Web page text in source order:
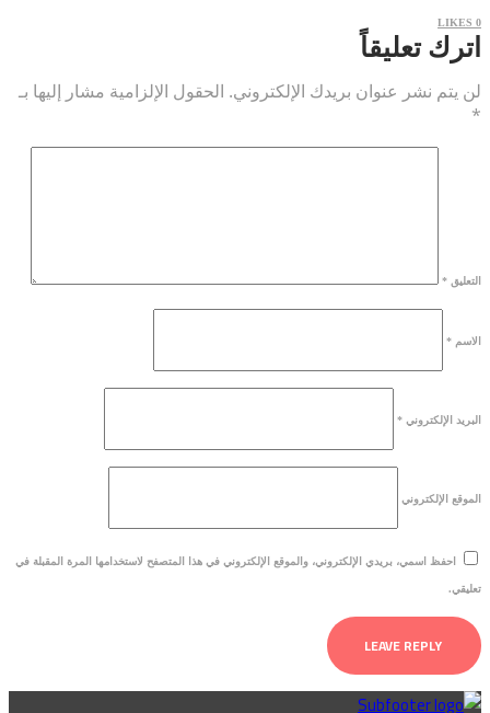
0
LIKES
اترك تعليقاً
لن يتم نشر عنوان بريدك الإلكتروني. الحقول الإلزامية مشار إليها بـ
*
التعليق *
الاسم *
البريد الإلكتروني *
الموقع الإلكتروني
احفظ اسمي، بريدي الإلكتروني، والموقع الإلكتروني في هذا المتصفح لاستخدامها المرة المقبلة في
تعليقي.